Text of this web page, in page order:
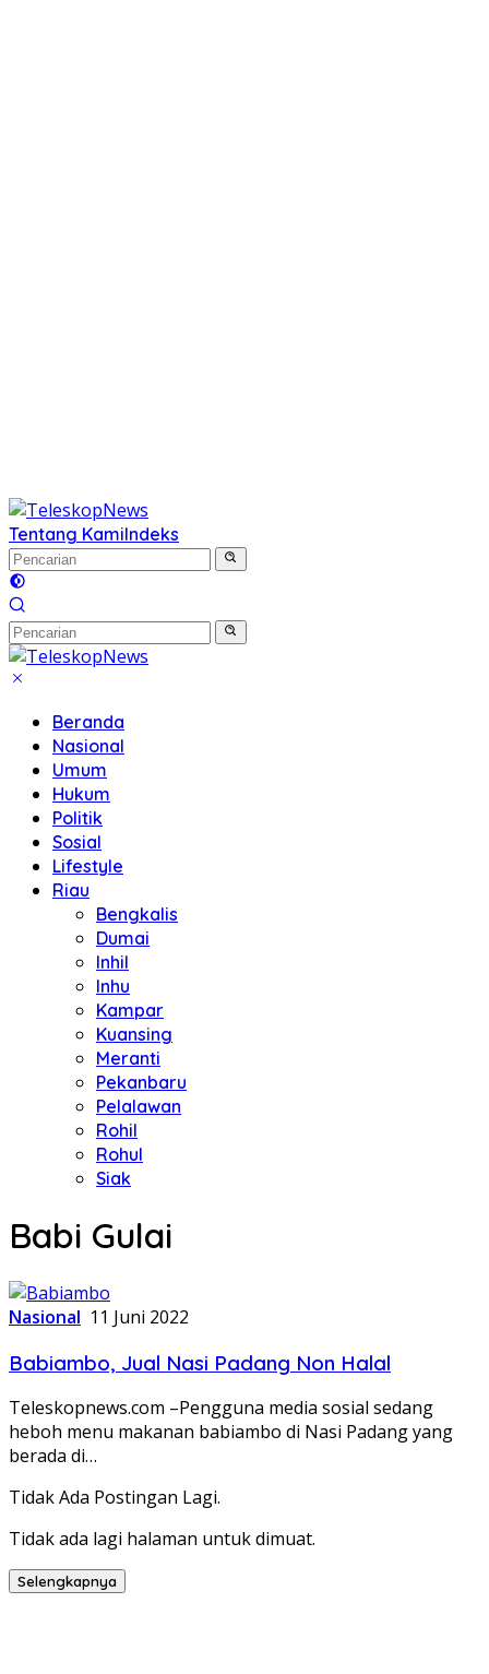
Langsung
ke
konten
Tentang KamiIndeks
Beranda
Nasional
Umum
Hukum
Politik
Sosial
Lifestyle
Riau
Bengkalis
Dumai
Inhil
Inhu
Kampar
Kuansing
Meranti
Pekanbaru
Pelalawan
Rohil
Rohul
Siak
Babi Gulai
Nasional 11 Juni 2022
Babiambo, Jual Nasi Padang Non Halal
Teleskopnews.com –Pengguna media sosial sedang
heboh menu makanan babiambo di Nasi Padang yang
berada di…
Tidak Ada Postingan Lagi.
Tidak ada lagi halaman untuk dimuat.
Selengkapnya